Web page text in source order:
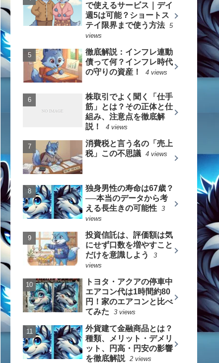
で使えるサービス｜デイ
週5は可能？ショートス
テイ限界まで使う方法 5
views
徹底解説：インフレ連動
債って何？インフレ時代
の守りの資産！
4 views
株取引でよく聞く「仕手
筋」とは？その正体と仕
組み、注意点を徹底解
説！
4 views
消費税と言う名の「売上
税」この不思議 4 views
独身男性の寿命は67歳？
──本当のデータから考
える長生きの可能性 3
views
投資信託は、評価額は気
にせず口数を増やすこと
だけを意識しよう
3
views
トヨタ・アクアの停車中
エアコン代は1時間約80
円！家のエアコンと比べ
てみた
3 views
外貨建て金融商品とは？
種類、メリット・デメリ
ット、円高・円安の影響
を徹底解説 2 views